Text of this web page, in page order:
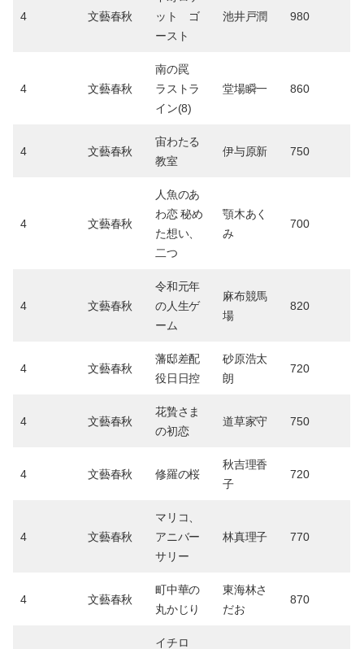
4 文藝春秋
ット ゴ
ースト
池井戸潤 980
4 文藝春秋
南の罠
ラストラ
イン(8)
堂場瞬一 860
4 文藝春秋
宙わたる
教室
伊与原新 750
4 文藝春秋
人魚のあ
わ恋 秘め
た想い、
二つ
顎木あく
み
700
4 文藝春秋
令和元年
の人生ゲ
ーム
麻布競馬
場
820
4 文藝春秋
藩邸差配
役日日控
砂原浩太
朗
720
4 文藝春秋
花贄さま
の初恋
道草家守 750
4 文藝春秋 修羅の桜
秋吉理香
子
720
4 文藝春秋
マリコ、
アニバー
サリー
林真理子 770
4 文藝春秋
町中華の
丸かじり
東海林さ
だお
870
イチロ